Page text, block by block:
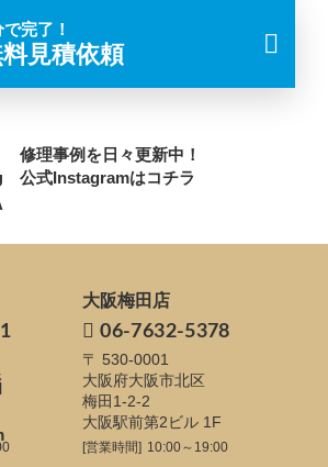
で完了！
見積依頼
修理事例を日々更新中！
公式Instagramはコチラ
大阪梅田店
06-7632-5378
〒 530-0001
大阪府大阪市北区
梅田1-2-2
大阪駅前第2ビル 1F
[営業時間] 10:00～19:00